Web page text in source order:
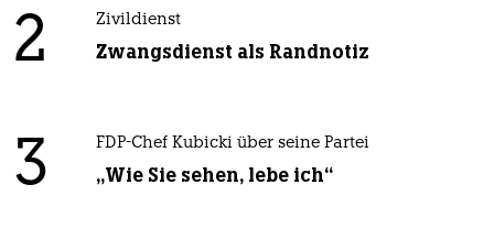
2 Zivildienst
Zwangsdienst als Randnotiz
3 FDP-Chef Kubicki über seine Partei
„Wie Sie sehen, lebe ich“